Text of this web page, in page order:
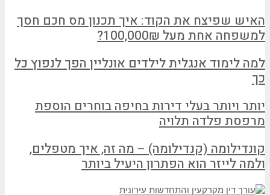
האיש שפיצח את הקוד: איך תכנון מס חכם חסך
למשפחה אחת מעל 100,000₪?
למה לימוד אנגלית לילדים אונליין הפך לנפוץ כל
כך
יותר ויותר בעלי דירות בחיפה בוחרים הוספת
מרפסת פלדה תלויה
קונדילומה (קנדילומה) – מה זה, איך מטפלים,
ולמה לייזר הוא הפתרון היעיל ביותר